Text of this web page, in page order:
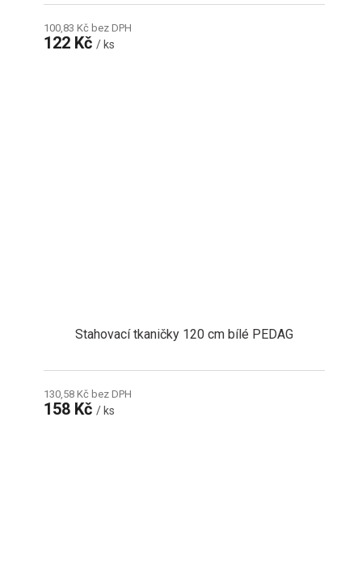
100,83 Kč bez DPH
122 Kč/ ks
Stahovací tkaničky 120 cm bílé PEDAG
130,58 Kč bez DPH
158 Kč/ ks